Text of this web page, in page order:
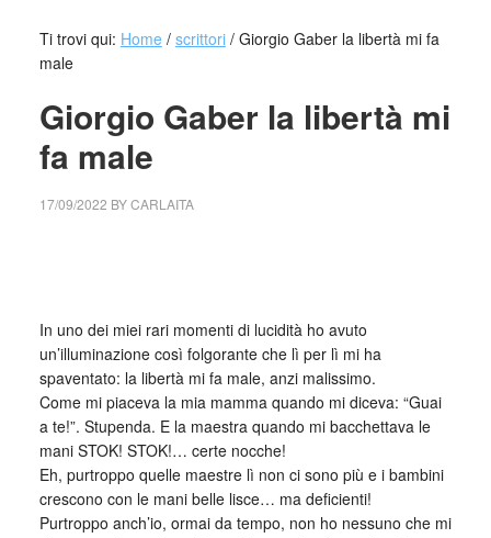
Ti trovi qui: Home / scrittori /Giorgio Gaber la libertà mi fa
male
Giorgio Gaber la libertà mi
fa male
17/09/2022 BYCARLAITA
In uno dei miei rari momenti di lucidità ho avuto
un’illuminazione così folgorante che lì per lì mi ha
spaventato: la libertà mi fa male, anzi malissimo.
Come mi piaceva la mia mamma quando mi diceva: “Guai
a te!”. Stupenda. E la maestra quando mi bacchettava le
mani STOK! STOK!… certe nocche!
Eh, purtroppo quelle maestre lì non ci sono più e i bambini
crescono con le mani belle lisce… ma deficienti!
Purtroppo anch’io, ormai da tempo, non ho nessuno che mi